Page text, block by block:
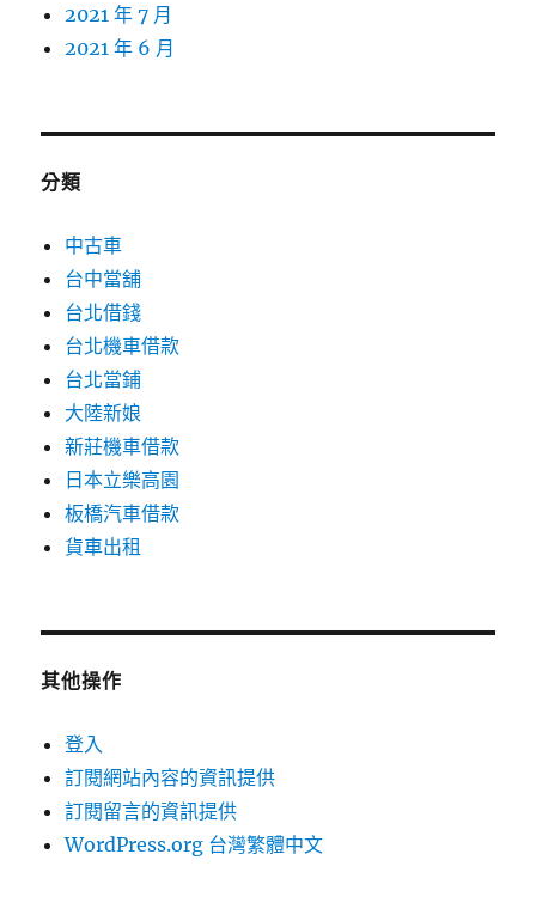
2021 年 7 月
2021 年 6 月
分類
中古車
台中當舖
台北借錢
台北機車借款
台北當鋪
大陸新娘
新莊機車借款
日本立樂高園
板橋汽車借款
貨車出租
其他操作
登入
訂閱網站內容的資訊提供
訂閱留言的資訊提供
WordPress.org 台灣繁體中文